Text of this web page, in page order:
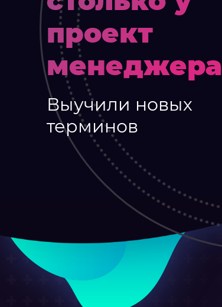
проект
менеджера
Выучили новых
терминов